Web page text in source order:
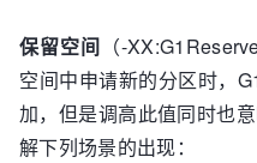
保留空间 （-
空间中申请新的分区时，
加，但是调高此值同时也
解下列场景的出现：